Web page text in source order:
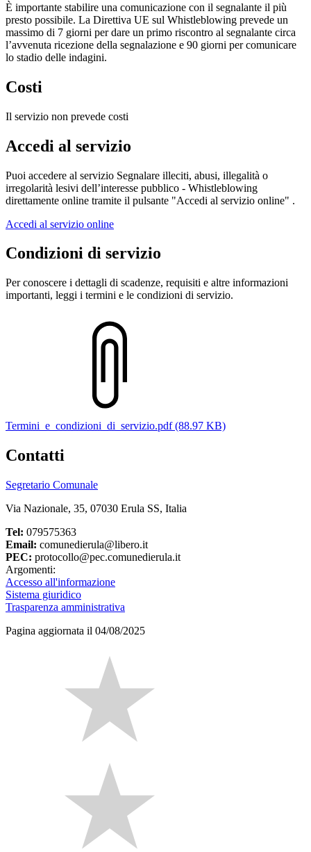
È importante stabilire una comunicazione con il segnalante il più
presto possibile. La Direttiva UE sul Whistleblowing prevede un
massimo di 7 giorni per dare un primo riscontro al segnalante circa
l’avvenuta ricezione della segnalazione e 90 giorni per comunicare
lo stadio delle indagini.
Costi
Il servizio non prevede costi
Accedi al servizio
Puoi accedere al servizio Segnalare illeciti, abusi, illegalità o
irregolarità lesivi dell’interesse pubblico - Whistleblowing
direttamente online tramite il pulsante "Accedi al servizio online" .
Accedi al servizio online
Condizioni di servizio
Per conoscere i dettagli di scadenze, requisiti e altre informazioni
importanti, leggi i termini e le condizioni di servizio.
Termini_e_condizioni_di_servizio.pdf (88.97 KB)
Contatti
Segretario Comunale
Via Nazionale, 35, 07030 Erula SS, Italia
Tel: 079575363
Email: comunedierula@libero.it
PEC: protocollo@pec.comunedierula.it
Argomenti:
Accesso all'informazione
Sistema giuridico
Trasparenza amministrativa
Pagina aggiornata il 04/08/2025